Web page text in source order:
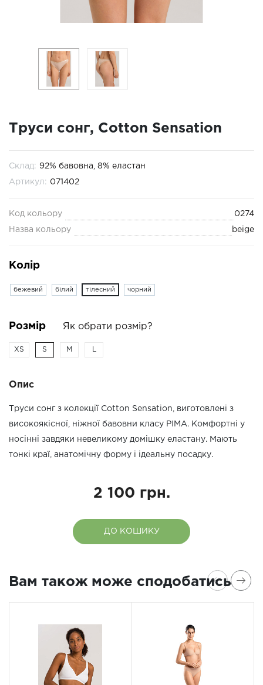
Труси сонг, Cotton Sensation
Склад: 92% бавовна, 8% еластан
Артикул: 071402
Код кольору 0274
Назва кольору beige
Колір
бежевий білий тілесний чорний
Розмір Як обрати розмір?
XS S M
Опис
Труси сонг з колекції Cotton Sensation, виготовлені з
високоякісної, ніжної бавовни класу PIMA. Комфортні у
носінні завдяки невеликому домішку еластану. Мають
тонкі краї, анатомічну форму і ідеальну посадку.
2 100 грн.
ДО КОШИКУ
Вам також може сподобатись